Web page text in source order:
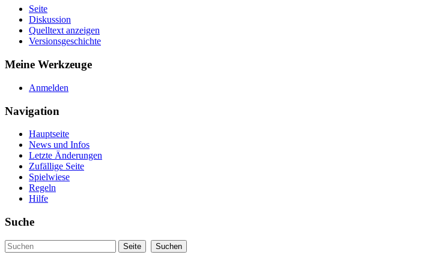
Seite
Diskussion
Quelltext anzeigen
Versionsgeschichte
Meine Werkzeuge
Anmelden
Navigation
Hauptseite
News und Infos
Letzte Änderungen
Zufällige Seite
Spielwiese
Regeln
Hilfe
Suche